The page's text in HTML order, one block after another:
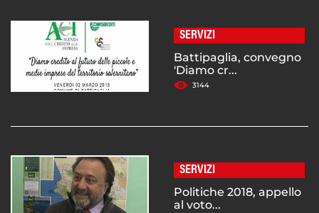
SERVIZI
Battipaglia, convegno
'Diamo cr...
3144
SERVIZI
Politiche 2018, appello
al voto...